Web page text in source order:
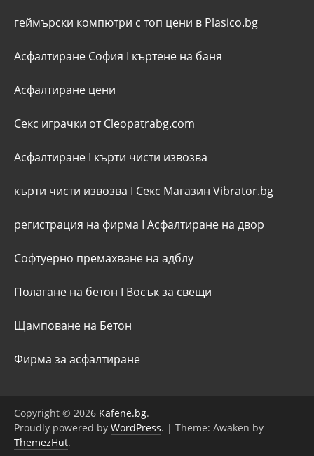
геймърски компютри с топ цени в Plasico.bg
Асфалтиране София I къртене на баня
Асфалтиране цени
Секс играчки от Cleopatrabg.com
Асфалтиране I кърти чисти извозва
кърти чисти извозва I Секс Магазин Vibrator.bg
регистрация на фирма I Асфалтиране на двор
Софтуерно премахване на адблу
Полагане на бетон I Восък за свещи
Щамповане на Бетон
Фирма за асфалтиране
Copyright © 2026 Kafene.bg.
Proudly powered by WordPress. | Theme: Awaken by
ThemezHut.